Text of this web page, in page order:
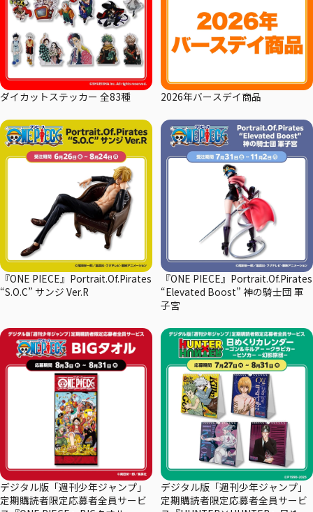
ダイカットステッカー 全83種 2026年バースデイ商品
『ONE PIECE』Portrait.Of.Pirates
“S.O.C” サンジ Ver.R
『ONE PIECE』Portrait.Of.Pirates
“Elevated Boost” 神の騎士団 軍
子宮
デジタル版「週刊少年ジャンプ」
定期購読者限定応募者全員サービ
デジタル版「週刊少年ジャンプ」
定期購読者限定応募者全員サービ